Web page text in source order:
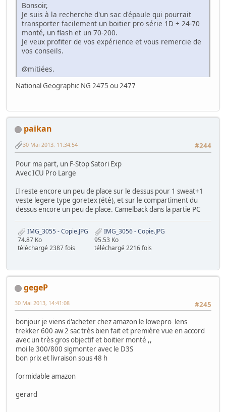
Bonsoir,
Je suis à la recherche d'un sac d'épaule qui pourrait
transporter facilement un boitier pro série 1D + 24-70
monté, un flash et un 70-200.
Je veux profiter de vos expérience et vous remercie de
vos conseils.
@mitiées.
National Geographic NG 2475 ou 2477
paikan
#244
30 Mai 2013, 11:34:54
Pour ma part, un F-Stop Satori Exp
Avec ICU Pro Large
Il reste encore un peu de place sur le dessus pour 1 sweat+1
veste legere type goretex (été), et sur le compartiment du
dessus encore un peu de place. Camelback dans la partie PC
IMG_3055 - Copie.JPG
74.87 Ko
téléchargé 2387 fois
IMG_3056 - Copie.JPG
95.53 Ko
téléchargé 2216 fois
gegeP
#245
30 Mai 2013, 14:41:08
bonjour je viens d'acheter chez amazon le lowepro lens
trekker 600 aw 2 sac très bien fait et première vue en accord
avec un très gros objectif et boitier monté ,,
moi le 300/800 sigmonter avec le D3S
bon prix et livraison sous 48 h
formidable amazon
gerard